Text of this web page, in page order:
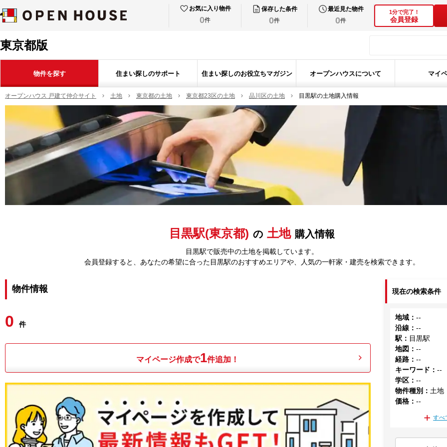
お気に入り物件
0件
保存した条件
0件
最近見た物件
0件
1分で完了！
会員登録
東京都版
物件を探す 住まい探しのサポート 住まい探しのお役立ちマガジン オープンハウスについて マイ
オープンハウス 戸建て仲介サイト 土地 東京都の土地 東京都23区の土地 品川区の土地 目黒駅の土地購入情報
目黒駅(東京都) の 土地 購入情報
目黒駅で販売中の土地を掲載しています。
会員登録すると、あなたの希望に合った目黒駅のおすすめエリアや、人気の一軒家・建売を検索できます。
物件情報
0 件
マイページ作成で1件追加！
現在の検索条件
地域 ：--
沿線 ：--
駅 ： 目黒駅
地図 ：--
経路 ：--
キーワード ：--
学区 ：--
物件種別 ： 土地
価格 ：--
すべ